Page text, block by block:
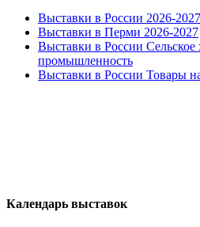
Выставки в России 2026-2027
Выставки в Перми 2026-2027
Выставки в России Сельское
промышленность
Выставки в России Товары
Календарь выставок